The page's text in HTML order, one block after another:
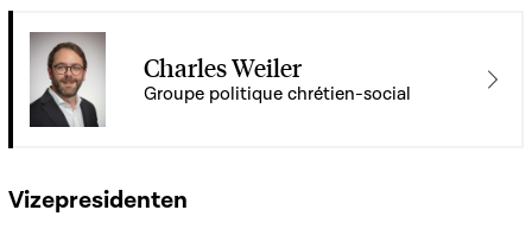
Charles Weiler
Groupe politique chrétien-social
Vizepresidenten